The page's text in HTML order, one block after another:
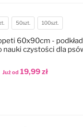
50szt. 100szt.
Już od 19,99 zł
60x90cm -
nauki czystości dla